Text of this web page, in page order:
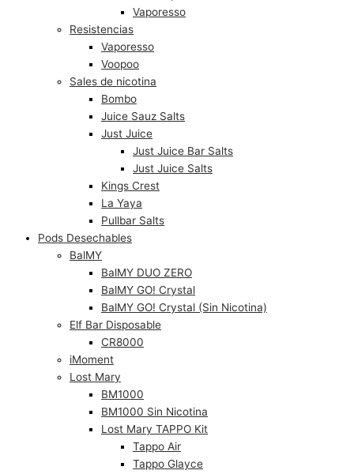
Vaporesso
Resistencias
Vaporesso
Voopoo
Sales de nicotina
Bombo
Juice Sauz Salts
Just Juice
Just Juice Bar Salts
Just Juice Salts
Kings Crest
La Yaya
Pullbar Salts
Pods Desechables
BalMY
BalMY DUO ZERO
BalMY GO! Crystal
BalMY GO! Crystal (Sin Nicotina)
Elf Bar Disposable
CR8000
iMoment
Lost Mary
BM1000
BM1000 Sin Nicotina
Lost Mary TAPPO Kit
Tappo Air
Tappo Glayce